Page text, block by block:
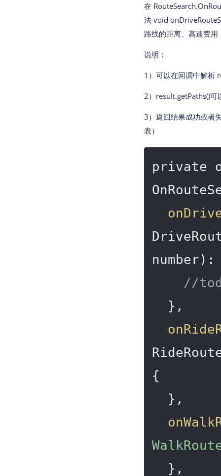
在
法 void
路线的距离、高速费
说明：
1）可以在回调中解析
2）result.getPaths()
3）返回结果成功或者
表）
private
//
{